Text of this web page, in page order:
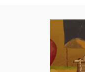
Bài
viết
liên